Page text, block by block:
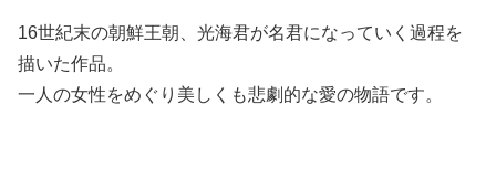
16世紀末の朝鮮王朝、光海君が名君になっていく過程を
描いた作品。
一人の女性をめぐり美しくも悲劇的な愛の物語です。